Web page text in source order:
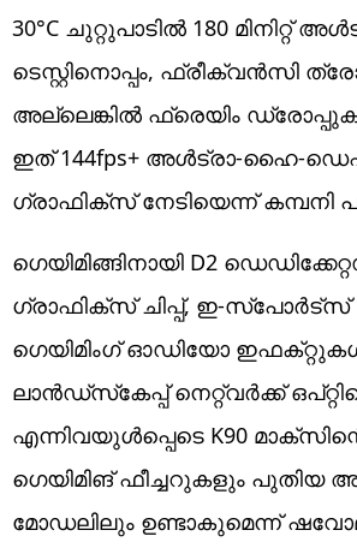
30°C ചുറ്റുപാടിൽ 180 മിനിറ്റ്
ടെസ്റ്റിനൊപ്പം, ഫ്രീക്വൻസി
അല്ലെങ്കിൽ ഫ്രെയിം
ഇത് 144fps+ അൾട്രാ-ഹൈ-
ഗ്രാഫിക്സ് നേടിയെന്ന് കമ്പനി
ഗെയിമിങ്ങിനായി D2
ഗ്രാഫിക്‌സ് ചിപ്പ്, ഇ-സ്‌പോർട്‌സ്
ഗെയിമിംഗ് ഓഡിയോ
ലാൻഡ്‌സ്‌കേപ്പ് നെറ്റ്‌വർക്ക്
എന്നിവയുൾപ്പെടെ K90
ഗെയിമിങ് ഫീച്ചറുകളും പുതിയ
മോഡലിലും ഉണ്ടാകുമെന്ന്